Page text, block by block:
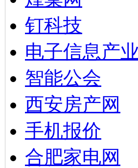
钉科技
电子信息产
智能公会
西安房产网
手机报价
合肥家电网